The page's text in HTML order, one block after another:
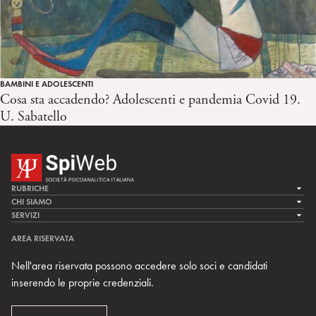
BAMBINI E ADOLESCENTI
Cosa sta accadendo? Adolescenti e pandemia Covid 19.
U. Sabatello
RUBRICHE
LA CURA
LA RICERCA
MULTIMEDIA
CHI SIAMO
LA SPI
TEAM DI SPIWEB
CONTATTI
RIVISTE
SERVIZI
ARCHIVIO STORICO
AREA RISERVATA
Nell'area riservata possono accedere solo soci e candidati
inserendo le proprie credenziali.